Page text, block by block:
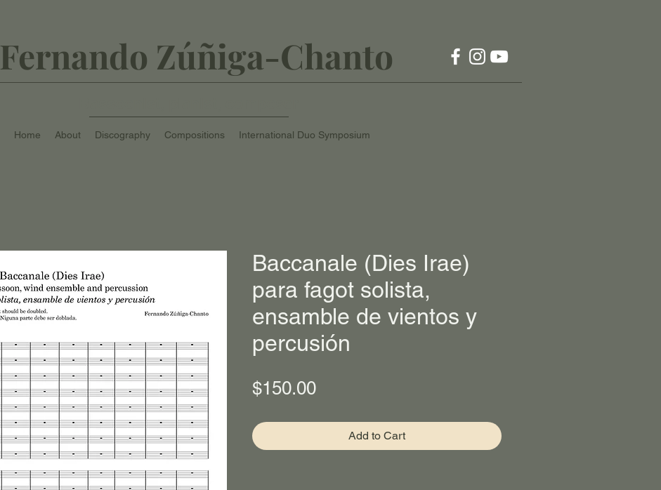
Fernando Zúñiga-Chanto
Home About Discography Compositions International Duo Symposium
Baccanale (Dies Irae)
para fagot solista,
ensamble de vientos y
percusión
$150.00Price
Add to Cart